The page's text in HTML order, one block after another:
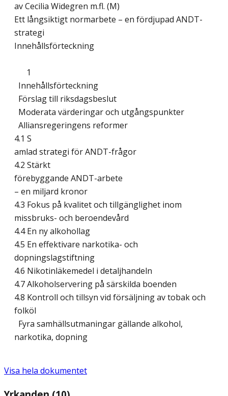
av Cecilia Widegren m.fl. (M)
Ett långsiktigt normarbete – en fördjupad ANDT-
strategi
Innehållsförteckning
1
Innehållsförteckning
Förslag till riksdagsbeslut
Moderata värderingar och utgångspunkter
Alliansregeringens reformer
4.1 S
amlad strategi för ANDT-frågor
4.2 Stärkt
förebyggande ANDT-arbete
– en miljard kronor
4.3 Fokus på kvalitet och tillgänglighet inom
missbruks- och beroendevård
4.4 En ny alkohollag
4.5 En effektivare narkotika- och
dopningslagstiftning
4.6 Nikotinläkemedel i detaljhandeln
4.7 Alkoholservering på särskilda boenden
4.8 Kontroll och tillsyn vid försäljning av tobak och
folköl
Fyra samhällsutmaningar gällande alkohol,
narkotika, dopning
Visa hela dokumentet